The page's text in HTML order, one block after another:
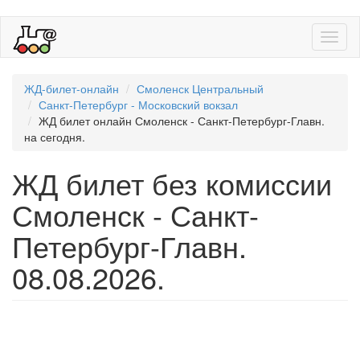
ЖД-билет-онлайн
Смоленск Центральный
Санкт-Петербург - Московский вокзал
ЖД билет онлайн Смоленск - Санкт-Петербург-Главн.
на сегодня.
ЖД билет без комиссии
Смоленск - Санкт-
Петербург-Главн.
08.08.2026.